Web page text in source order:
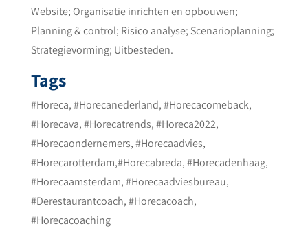
Website; Organisatie inrichten en opbouwen;
Planning & control; Risico analyse; Scenarioplanning;
Strategievorming; Uitbesteden.
Tags
#Horeca, #Horecanederland, #Horecacomeback,
#Horecava, #Horecatrends, #Horeca2022,
#Horecaondernemers, #Horecaadvies,
#Horecarotterdam,#Horecabreda, #Horecadenhaag,
#Horecaamsterdam, #Horecaadviesbureau,
#Derestaurantcoach, #Horecacoach,
#Horecacoaching